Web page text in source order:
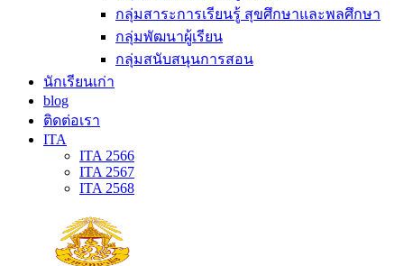
กลุ่มสาระการเรียนรู้ สุขศึกษาและพลศึกษา
กลุ่มพัฒนาผู้เรียน
กลุ่มสนับสนุนการสอน
นักเรียนเก่า
blog
ติดต่อเรา
ITA
ITA 2566
ITA 2567
ITA 2568